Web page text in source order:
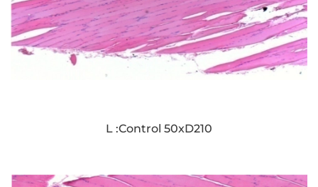
L :Control 50xD210